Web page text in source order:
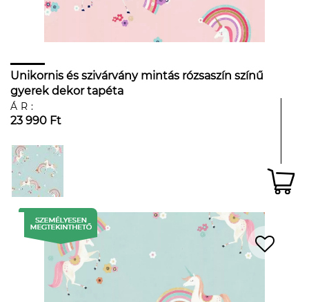
Unikornis és szivárvány mintás rózsaszín színű
gyerek dekor tapéta
ÁR:
23 990 Ft